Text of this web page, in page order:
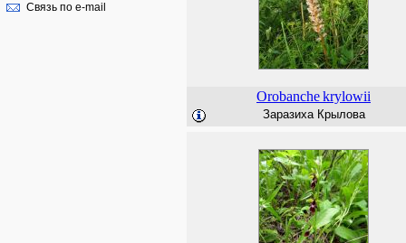
Связь по e-mail
Orobanchekrylowii
Заразиха Крылова